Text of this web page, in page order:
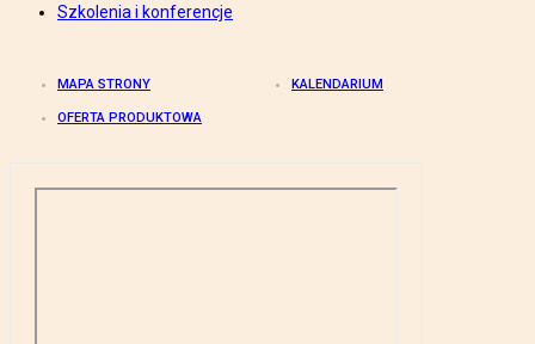
Szkolenia i konferencje
MAPA STRONY KALENDARIUM
OFERTA PRODUKTOWA